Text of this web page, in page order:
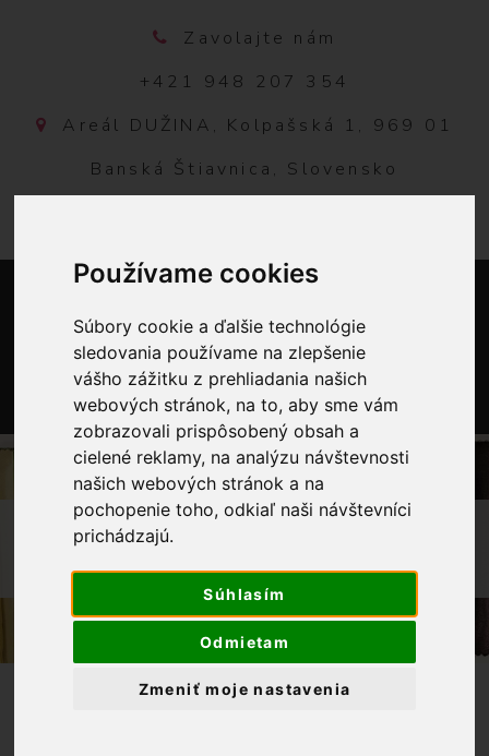
Používame cookies
Súbory cookie a ďalšie technológie
sledovania používame na zlepšenie
vášho zážitku z prehliadania našich
webových stránok, na to, aby sme vám
zobrazovali prispôsobený obsah a
cielené reklamy, na analýzu návštevnosti
našich webových stránok a na
pochopenie toho, odkiaľ naši návštevníci
prichádzajú.
Súhlasím
Odmietam
Zmeniť moje nastavenia
Zavolajte nám
+421 948 207 354
Areál DUŽINA, Kolpašská 1, 969 01
Banská Štiavnica, Slovensko
OBCHOD
PRIADZE
STREDNEMODRÁ 100G